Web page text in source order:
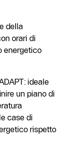
della
orari di
energetico
ideale
un piano di
case di
rispetto